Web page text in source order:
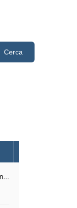
Tegenstanders Oranje dames OKT Tokio bekend